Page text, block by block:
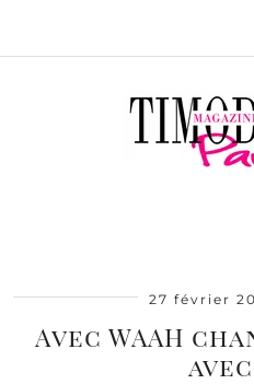
27 février
Avec WAAH